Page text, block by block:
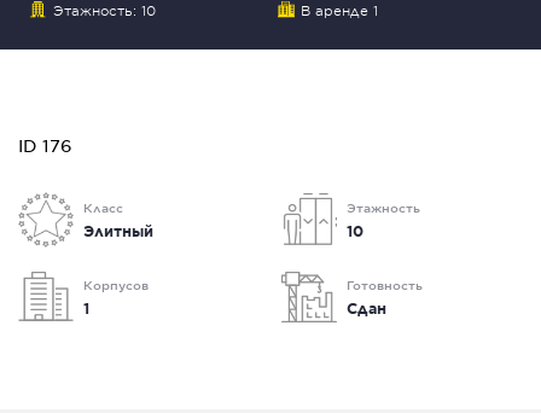
Этажность: 10 В аренде 1
ID 176
Класс
Элитный
Этажность
10
Корпусов
1
Готовность
Сдан